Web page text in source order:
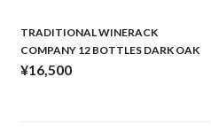
TRADITIONAL WINERACK
COMPANY 12 BOTTLES DARK OAK
¥16,500